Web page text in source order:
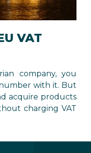
VAT
company, you
with it. But
acquire products
charging VAT